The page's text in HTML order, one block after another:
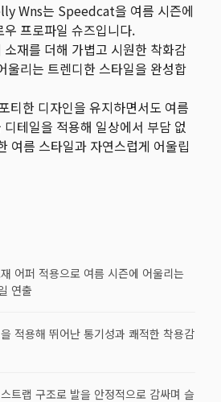
Wns는 Speedcat을 여름 시즌에
프로파일 슈즈입니다.
재를 더해 가볍고 시원한 착화감
울리는 트렌디한 스타일을 완성합
티한 디자인을 유지하면서도 여름
테일을 적용해 일상에서 부담 없
여름 스타일과 자연스럽게 어울립
어퍼 적용으로 여름 시즌에 어울리는
연출
적용해 뛰어난 통기성과 쾌적한 착용감
트랩 구조로 발을 안정적으로 감싸며 슬